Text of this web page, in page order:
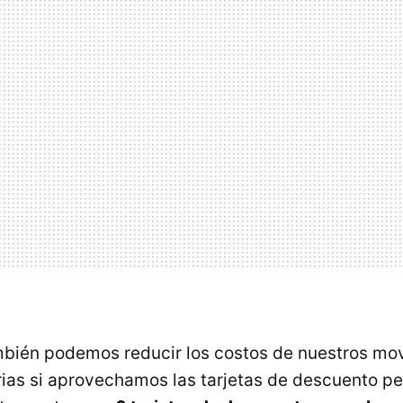
podemos reducir los costos de nuestros
si aprovechamos las tarjetas de descuento